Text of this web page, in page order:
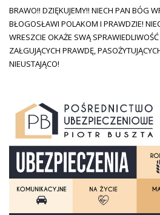
BRAWO!! DZIĘKUJEMY!! NIECH PAN BÓG
BŁOGOSŁAWI POLAKOM I PRAWDZIE!
WRESZCIE OKAŻE SWĄ
ZAŁGUJĄCYCH PRAWDĘ,
NIEUSTAJĄCO!